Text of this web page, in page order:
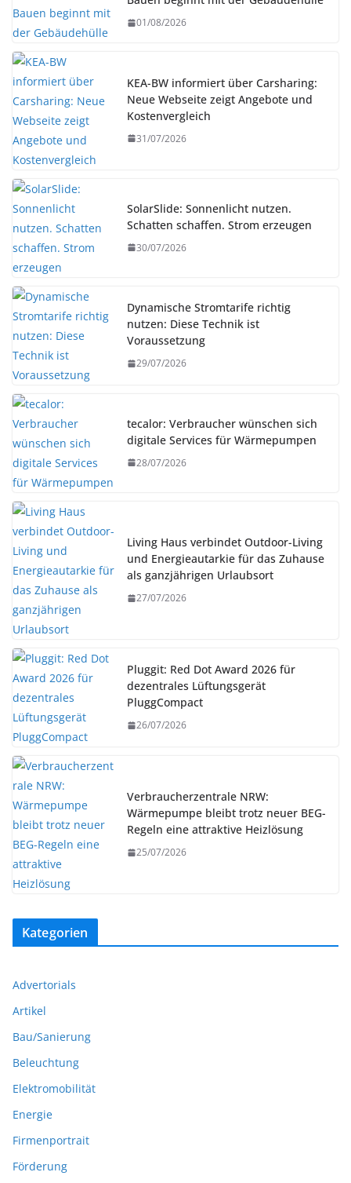
01/08/2026
KEA-BW informiert über Carsharing:
Neue Webseite zeigt Angebote und
Kostenvergleich
31/07/2026
SolarSlide: Sonnenlicht nutzen.
Schatten schaffen. Strom erzeugen
30/07/2026
Dynamische Stromtarife richtig
nutzen: Diese Technik ist
Voraussetzung
29/07/2026
tecalor: Verbraucher wünschen sich
digitale Services für Wärmepumpen
28/07/2026
Living Haus verbindet Outdoor-Living
und Energieautarkie für das Zuhause
als ganzjährigen Urlaubsort
27/07/2026
Pluggit: Red Dot Award 2026 für
dezentrales Lüftungsgerät
PluggCompact
26/07/2026
Verbraucherzentrale NRW:
Wärmepumpe bleibt trotz neuer BEG-
Regeln eine attraktive Heizlösung
25/07/2026
Kategorien
Advertorials
Artikel
Bau/Sanierung
Beleuchtung
Elektromobilität
Energie
Firmenportrait
Förderung